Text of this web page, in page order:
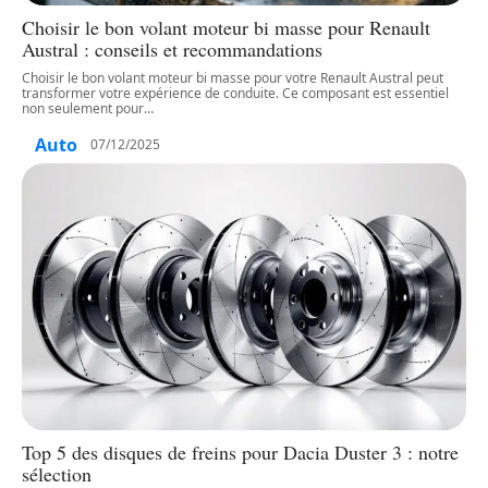
Choisir le bon volant moteur bi masse pour Renault
Austral : conseils et recommandations
Choisir le bon volant moteur bi masse pour votre Renault Austral peut
transformer votre expérience de conduite. Ce composant est essentiel
non seulement pour…
Auto 07/12/2025
Top 5 des disques de freins pour Dacia Duster 3 : notre
sélection